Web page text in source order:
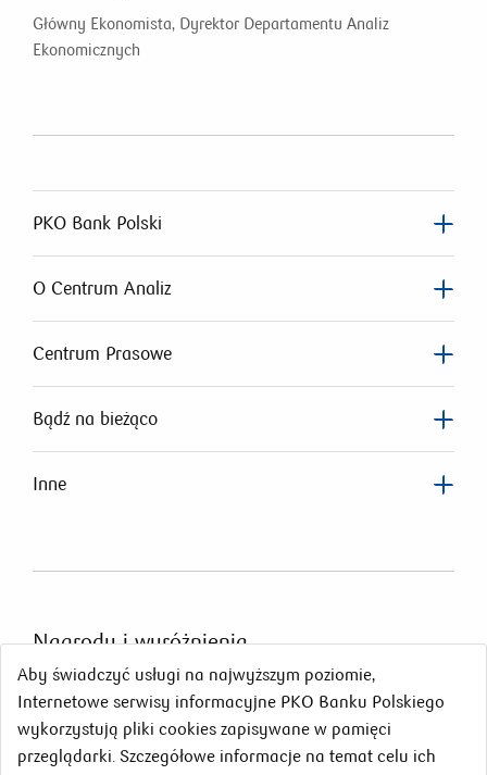
Główny Ekonomista, Dyrektor Departamentu Analiz
Ekonomicznych
Aby świadczyć usługi na najwyższym poziomie,
Internetowe serwisy informacyjne PKO Banku Polskiego
wykorzystują pliki cookies zapisywane w pamięci
przeglądarki. Szczegółowe informacje na temat celu ich
PKO Bank Polski
O Centrum Analiz
Centrum Prasowe
Bądź na bieżąco
Inne
Nagrodyi wyróżnienia